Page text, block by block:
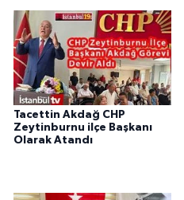
Tacettin Akdağ CHP
Zeytinburnu ilçe Başkanı
Olarak Atandı